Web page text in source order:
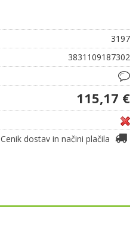
3197
3831109187302
115,17 €
Cenik dostav in načini plačila